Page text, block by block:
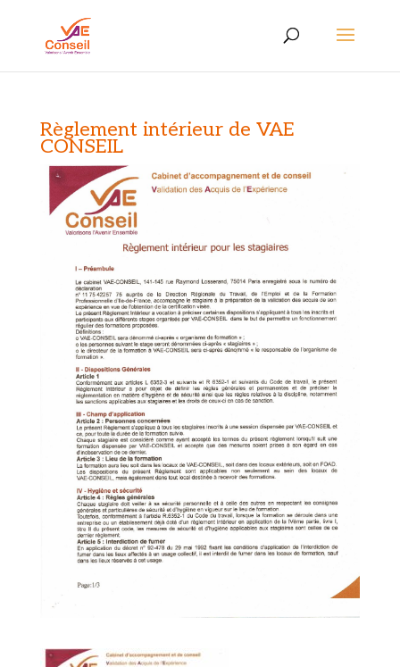
Règlement intérieur de VAE
CONSEIL